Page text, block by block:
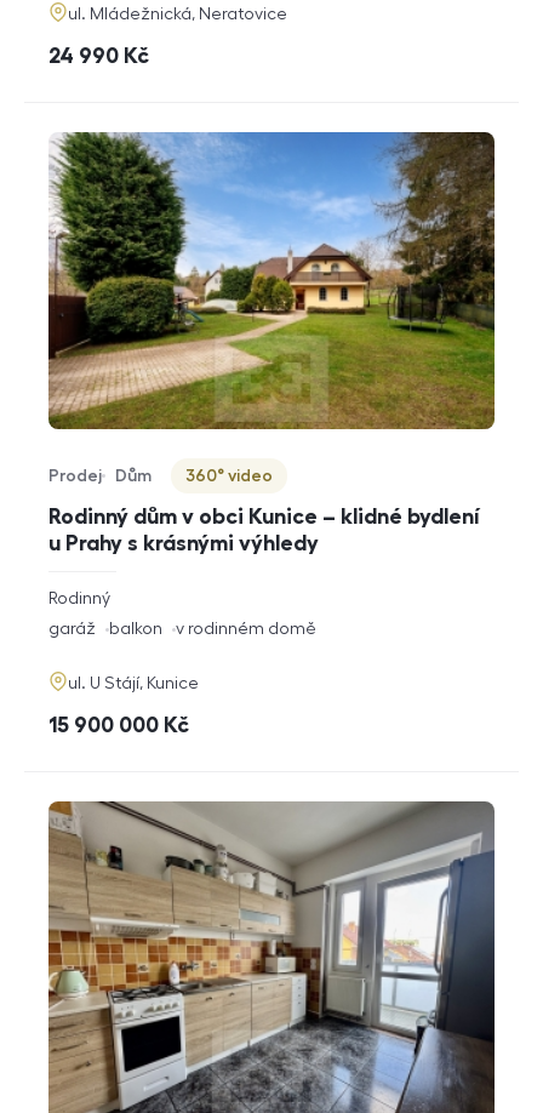
adresa
ul. Mládežnická, Neratovice
cena
24 990 Kč
Rodinný dům v obci Kunice – klidné bydlení
u Prahy s krásnými výhledy
Typ nabídky
Prodej
Typ nemovitosti
Dům
Virtuální prohlídka
360° video
rozměry
dispozice
Rodinný
funkce
garáž balkon v rodinném domě
adresa
ul. U Stájí, Kunice
cena
15 900 000 Kč